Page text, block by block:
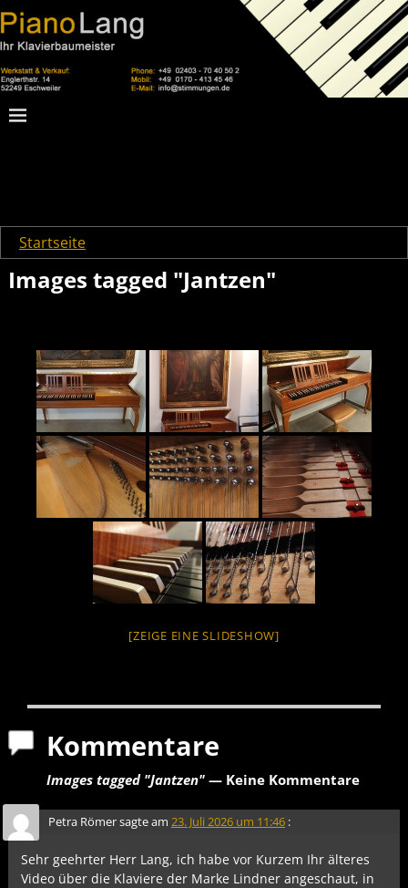
Startseite
Images tagged "Jantzen"
[ZEIGE EINE SLIDESHOW]
Kommentare
Images tagged "Jantzen"— Keine Kommentare
Petra Römersagte am 23. Juli 2026 um 11:46 :
Sehr geehrter Herr Lang, ich habe vor Kurzem Ihr älteres
Video über die Klaviere der Marke Lindner angeschaut, in